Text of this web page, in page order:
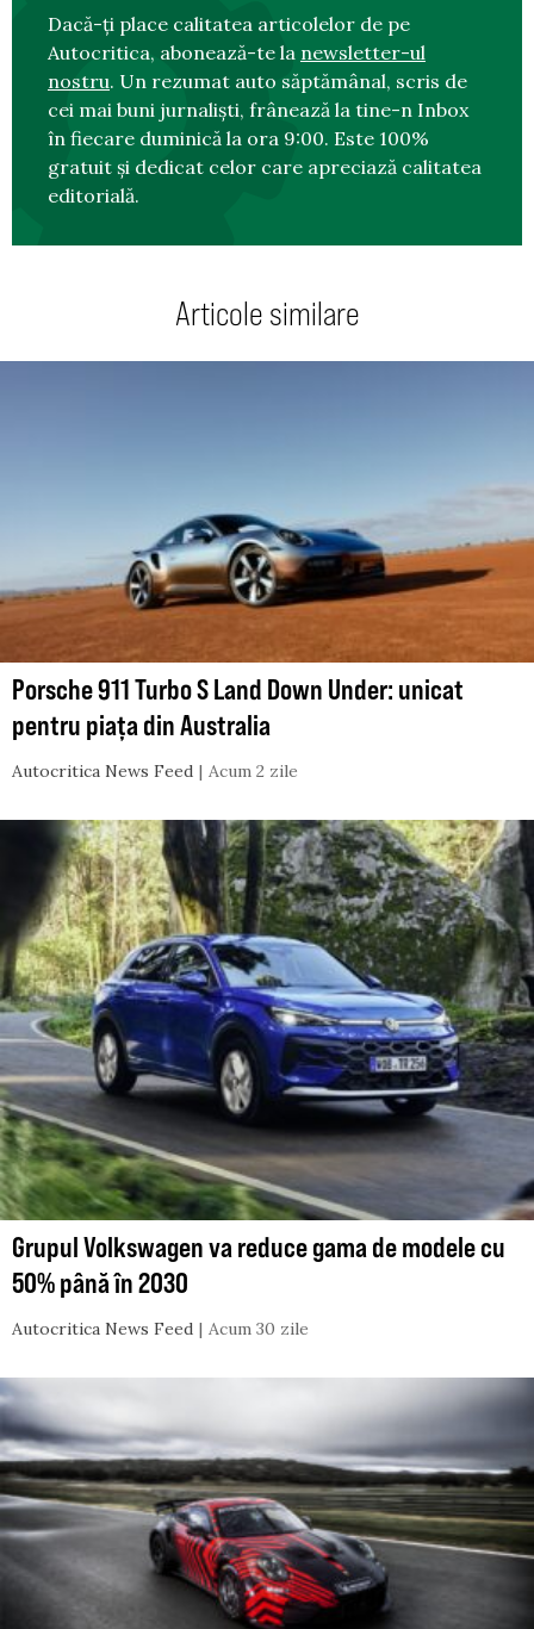
Dacă-ți place calitatea articolelor de pe
Autocritica, abonează-te la newsletter-ul
nostru. Un rezumat auto săptămânal, scris de
cei mai buni jurnaliști, frânează la tine-n Inbox
în fiecare duminică la ora 9:00. Este 100%
gratuit și dedicat celor care apreciază calitatea
editorială.
Articole similare
Porsche 911 Turbo S Land Down Under: unicat
pentru piața din Australia
Autocritica News Feed Acum 2 zile
Grupul Volkswagen va reduce gama de modele cu
50% până în 2030
Autocritica News Feed Acum 30 zile